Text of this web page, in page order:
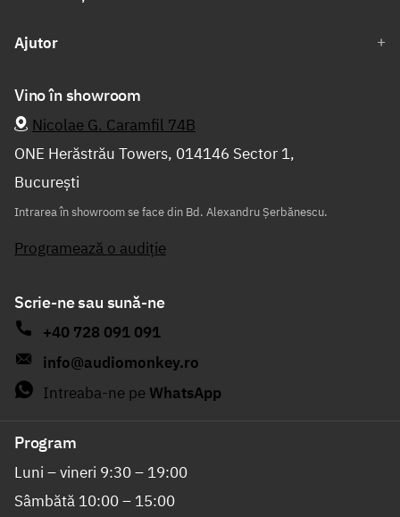
Ajutor
Vino în showroom
Nicolae G. Caramfil 74B
ONE Herăstrău Towers, 014146 Sector 1,
București
Intrarea în showroom se face din Bd. Alexandru Șerbănescu.
Programează o audiție
Scrie-ne sau sună-ne
+40 728 091 091
info@audiomonkey.ro
Intreaba-ne pe WhatsApp
Program
Luni – vineri 9:30 – 19:00
Sâmbătă 10:00 – 15:00